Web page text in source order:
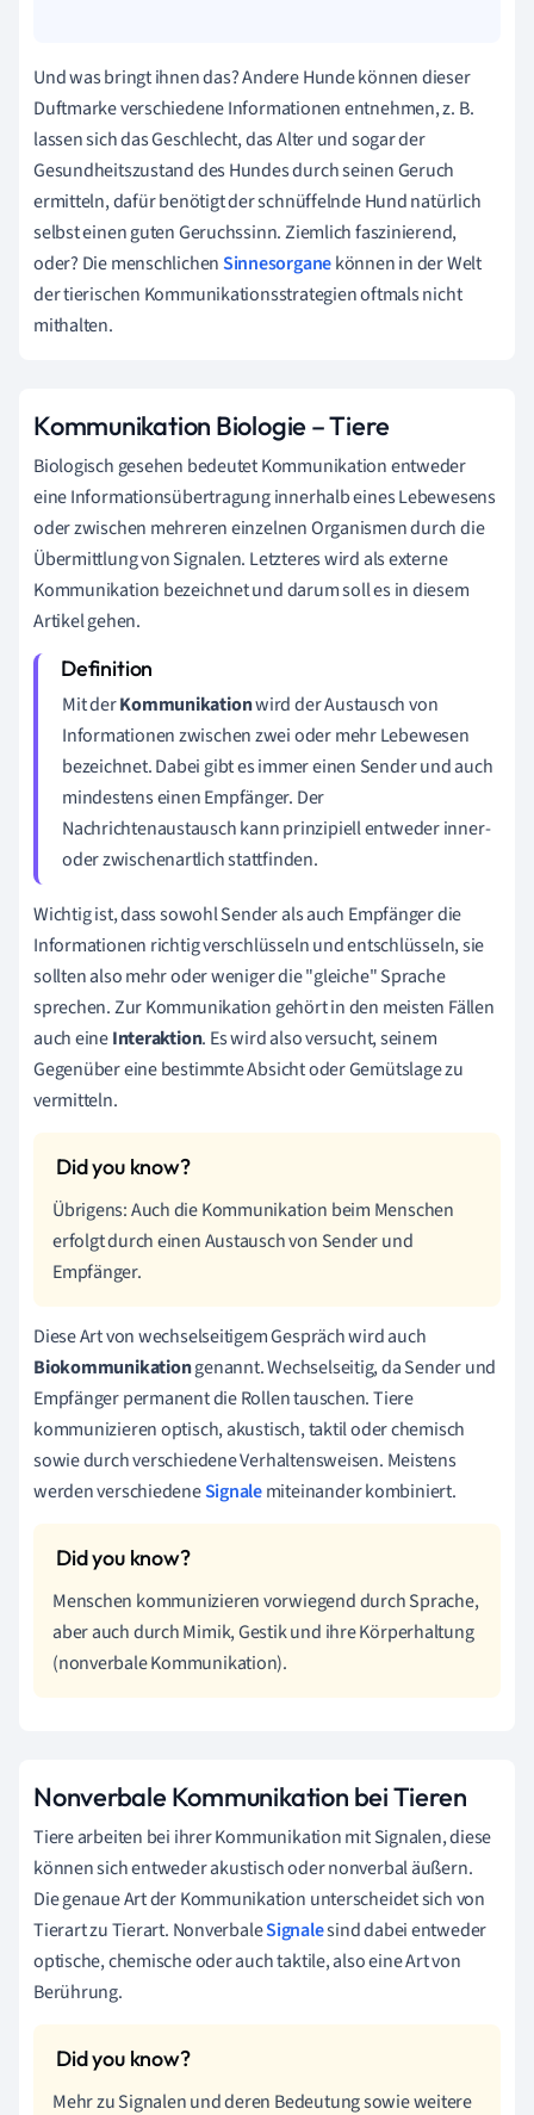
Und was bringt ihnen das? Andere Hunde können dieser
Duftmarke verschiedene Informationen entnehmen, z. B.
lassen sich das Geschlecht, das Alter und sogar der
Gesundheitszustand des Hundes durch seinen Geruch
ermitteln, dafür benötigt der schnüffelnde Hund natürlich
selbst einen guten Geruchssinn. Ziemlich faszinierend,
oder? Die menschlichenSinnesorganekönnen inder Welt
der tierischen Kommunikationsstrategien oftmals nicht
mithalten.
Kommunikation Biologie – Tiere
Biologisch gesehen bedeutet Kommunikation entweder
eine Informationsübertragung innerhalb eines Lebewesens
oder zwischen mehreren einzelnen Organismen durch die
Übermittlung von Signalen. Letzteres wird als externe
Kommunikation bezeichnet und darum soll es in diesem
Artikel gehen.
Mit derKommunikationwird der Austausch von
Informationen zwischen zwei oder mehr Lebewesen
bezeichnet. Dabei gibt es immer einen Sender und auch
mindestens einen Empfänger. Der
Nachrichtenaustausch kann prinzipiell entweder inner-
oder zwischenartlich stattfinden.
Wichtig ist, dass sowohl Sender als auch Empfänger die
Informationen richtig verschlüsseln und entschlüsseln, sie
sollten also mehr oder weniger die "gleiche" Sprache
sprechen. Zur Kommunikation gehört in den meisten Fällen
auch eineInteraktion. Es wird also versucht, seinem
Gegenüber eine bestimmte Absicht oder Gemütslage zu
vermitteln.
Übrigens: Auch die Kommunikation beim Menschen
erfolgt durch einen Austausch von Sender und
Empfänger.
Diese Art von wechselseitigem Gespräch wird auch
Biokommunikationgenannt. Wechselseitig, da Sender und
Empfänger permanent die Rollen tauschen. Tiere
kommunizieren optisch, akustisch, taktil oder chemisch
sowie durch verschiedene Verhaltensweisen. Meistens
werden verschiedeneSignalemiteinander kombiniert.
Menschen kommunizieren vorwiegend durch Sprache,
aber auch durch Mimik, Gestik und ihre Körperhaltung
(nonverbale Kommunikation).
Nonverbale Kommunikation bei Tieren
Tiere arbeiten bei ihrer Kommunikation mit Signalen, diese
können sich entweder akustisch oder nonverbal äußern.
Die genaue Art der Kommunikation unterscheidet sich von
Tierart zu Tierart. NonverbaleSignalesind dabei entweder
optische, chemische oder auch taktile, also eine Art von
Berührung.
Mehr zu Signalen und deren Bedeutung sowie weitere